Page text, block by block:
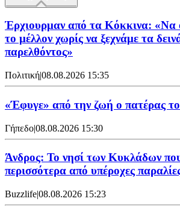
Έρχιουρμαν από τα Κόκκινα: «Να
το μέλλον χωρίς να ξεχνάμε τα
παρελθόντος»
Πολιτική|08.08.2026 15:35
«Έφυγε» από την ζωή ο πατέρας
Γήπεδο|08.08.2026 15:30
Άνδρος: Το νησί των Κυκλάδων
περισσότερα από υπέροχες
Buzzlife|08.08.2026 15:23